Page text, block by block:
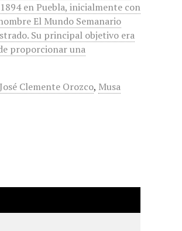
en Puebla, inicialmente con
El Mundo Semanario
Su principal objetivo era
proporcionar una
José Clemente Orozco, Musa